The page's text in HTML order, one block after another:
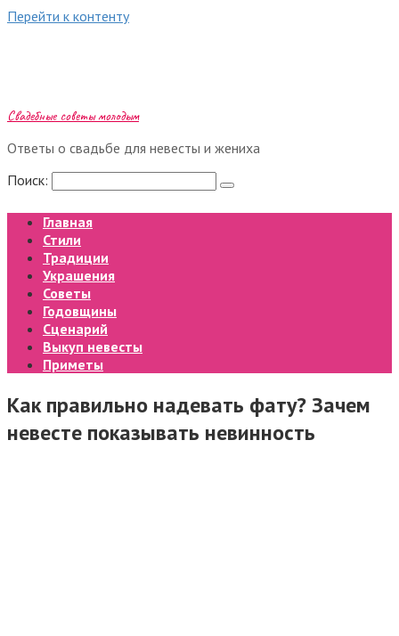
Перейти к контенту
Свадебные советы молодым
Ответы о свадьбе для невесты и жениха
Поиск:
Главная
Стили
Традиции
Украшения
Советы
Годовщины
Сценарий
Выкуп невесты
Приметы
Как правильно надевать фату? Зачем
невесте показывать невинность